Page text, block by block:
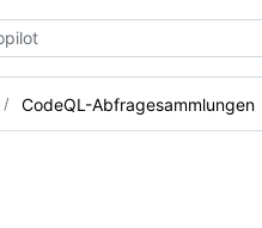
CodeQL-Abfragesammlungen